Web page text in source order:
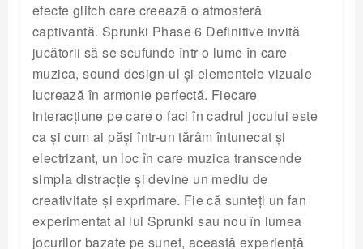
efecte glitch care creează o atmosferă
captivantă. Sprunki Phase 6 Definitive invită
jucătorii să se scufunde într-o lume în care
muzica, sound design-ul și elementele vizuale
lucrează în armonie perfectă. Fiecare
interacțiune pe care o faci în cadrul jocului este
ca și cum ai păși într-un tărâm întunecat și
electrizant, un loc în care muzica transcende
simpla distracție și devine un mediu de
creativitate și exprimare. Fie că sunteți un fan
experimentat al lui Sprunki sau nou în lumea
jocurilor bazate pe sunet, această experiență